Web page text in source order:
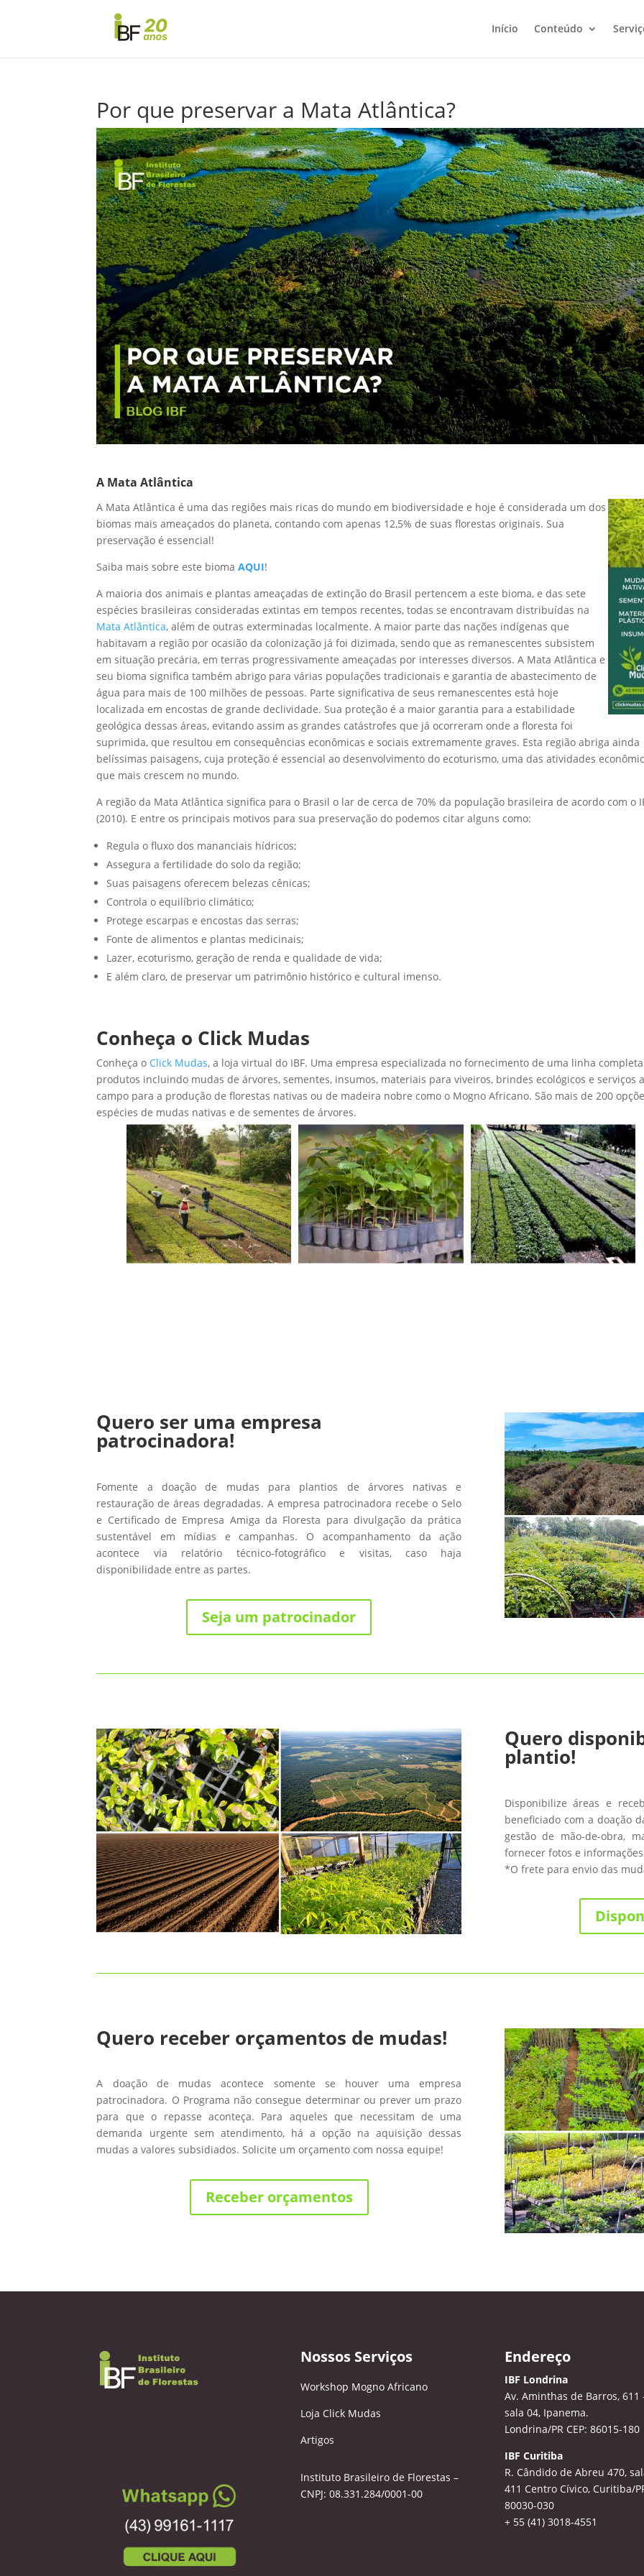
Início Conteúdo
Por que preservar a Mata Atlântica?
A Mata Atlântica
A Mata Atlântica é uma das regiões mais ricas do mundo em biodiversidade e hoje é considerada um dos
biomas mais ameaçados do planeta, contando com apenas 12,5% de suas florestas originais. Sua
preservação é essencial!
Saiba mais sobre este biomaAQUI!
A maioria dos animais e plantas ameaçadas de extinção do Brasil pertencem a este bioma, e das sete
espécies brasileiras consideradas extintas em tempos recentes, todas se encontravam distribuídas na
Mata Atlântica, além de outras exterminadas localmente. A maior parte das nações indígenas que
habitavam a região por ocasião da colonização já foi dizimada, sendo que as remanescentes subsistem
em situação precária, em terras progressivamente ameaçadas por interesses diversos. A Mata Atlântica e
seu bioma significa também abrigo para várias populações tradicionais e garantia de abastecimento de
água para mais de 100 milhões de pessoas. Parte significativa de seus remanescentes está hoje
localizada em encostas de grande declividade. Sua proteção é a maior garantia para a estabilidade
geológica dessas áreas, evitando assim as grandes catástrofes que já ocorreram onde a floresta foi
suprimida, que resultou em consequências econômicas e sociais extremamente graves. Esta região abriga ainda
belíssimas paisagens, cuja proteção é essencial ao desenvolvimento do ecoturismo, uma das atividades
que mais crescem no mundo.
A região da Mata Atlântica significa para o Brasil o lar de cerca de 70% da população brasileira de acordo com o
(2010). E entre os principais motivos para sua preservação do podemos citar alguns como:
Regula o fluxo dos mananciais hídricos;
Assegura a fertilidade do solo da região;
Suas paisagens oferecem belezas cênicas;
Controla o equilíbrio climático;
Protege escarpas e encostas das serras;
Fonte de alimentos e plantas medicinais;
Lazer, ecoturismo, geração de renda e qualidade de vida;
E além claro, de preservar um patrimônio histórico e cultural imenso.
Conheça o Click Mudas
Conheça o Click Mudas, a loja virtual do IBF. Uma empresa especializada no fornecimento de uma linha
produtos incluindo mudas de árvores, sementes, insumos, materiais para viveiros, brindes ecológicos e serviços a
campo para a produção de florestas nativas ou de madeira nobre como o Mogno Africano. São mais de 200
espécies de mudas nativas e de sementes de árvores.
Quero ser uma empresa
patrocinadora!
Fomente a doação de mudas para plantios de árvores nativas e
restauração de áreas degradadas. A empresa patrocinadora recebe o Selo
e Certificado de Empresa Amiga da Floresta para divulgação da prática
sustentável em mídias e campanhas. O acompanhamento da ação
acontece via relatório técnico-fotográfico e visitas, caso haja
disponibilidade entre as partes.
Seja um patrocinador
Quero
plantio!
Disponibilize áreas e
beneficiado com a doação
gestão de mão-de-obra,
fornecer fotos e
*O frete para envio das
Quero receber orçamentos de mudas!
A doação de mudas acontece somente se houver uma empresa
patrocinadora. O Programa não consegue determinar ou prever um prazo
para que o repasse aconteça. Para aqueles que necessitam de uma
demanda urgente sem atendimento, há a opção na aquisição dessas
mudas a valores subsidiados. Solicite um orçamento com nossa equipe!
Receber orçamentos
Nossos Serviços
Workshop Mogno Africano
Loja Click Mudas
Artigos
Instituto Brasileiro de Florestas –
CNPJ: 08.331.284/0001-00
Endereço
IBF Londrina
Av. Aminthas de Barros, 611
sala 04, Ipanema.
Londrina/PR CEP: 86015-180
IBF Curitiba
R. Cândido de Abreu 470,
411 Centro Cívico, Curitiba/
80030-030
+ 55 (41) 3018-4551